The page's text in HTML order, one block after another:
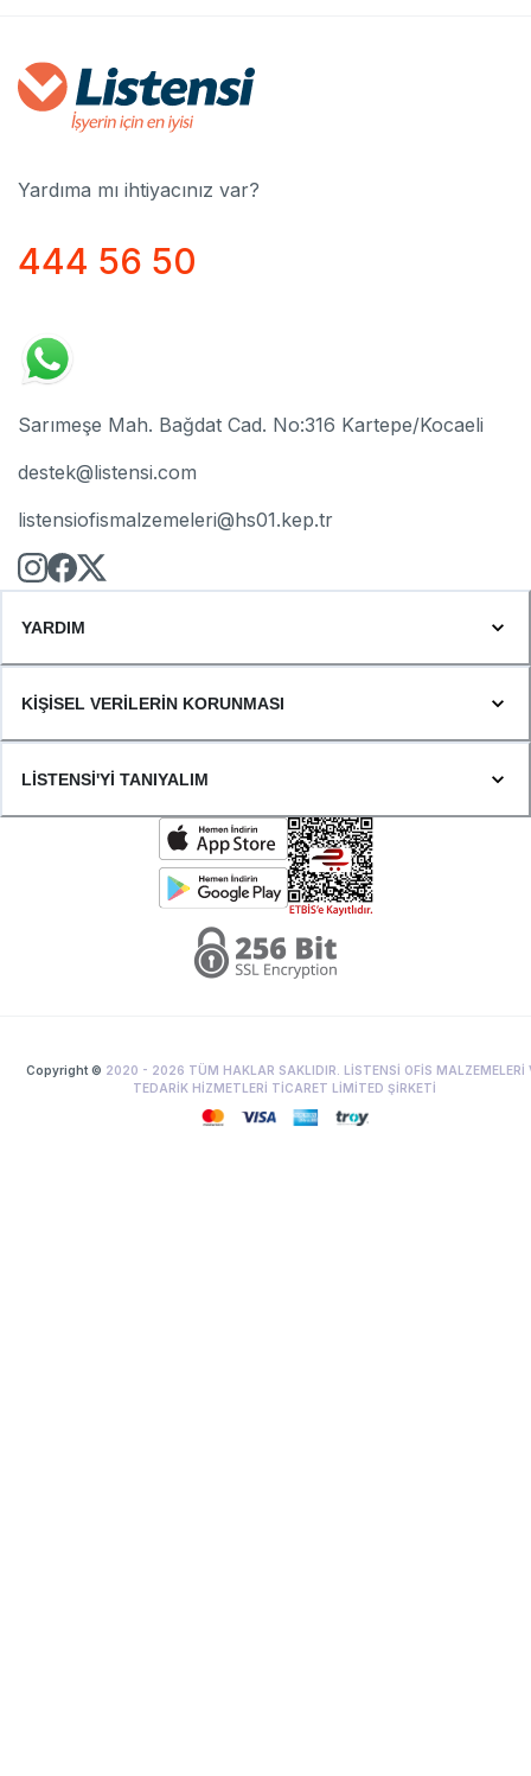
Yardıma mı ihtiyacınız var?
444 56 50
Sarımeşe Mah. Bağdat Cad. No:316 Kartepe/Kocaeli
destek@listensi.com
listensiofismalzemeleri@hs01.kep.tr
YARDIM
KİŞİSEL VERİLERİN KORUNMASI
LİSTENSİ'Yİ TANIYALIM
Copyright © 2020 - 2026 TÜM HAKLAR SAKLIDIR. LİSTENSİ OFİS MALZEMELERİ
TEDARİK HİZMETLERİ TİCARET LİMİTED ŞİRKETİ